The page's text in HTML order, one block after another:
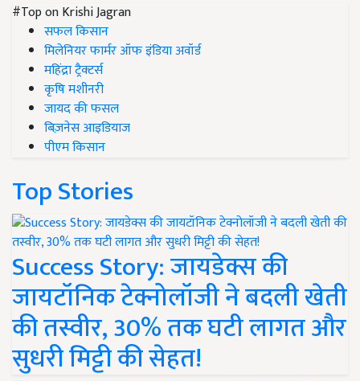
#Top on Krishi Jagran
सफल किसान
मिलेनियर फार्मर ऑफ इंडिया अवॉर्ड
महिंद्रा ट्रैक्टर्स
कृषि मशीनरी
जायद की फसल
बिज़नेस आइडियाज
पीएम किसान
Top Stories
Success Story: जायडेक्स की
जायटॉनिक टेक्नोलॉजी ने बदली खेती
की तस्वीर, 30% तक घटी लागत और
सुधरी मिट्टी की सेहत!